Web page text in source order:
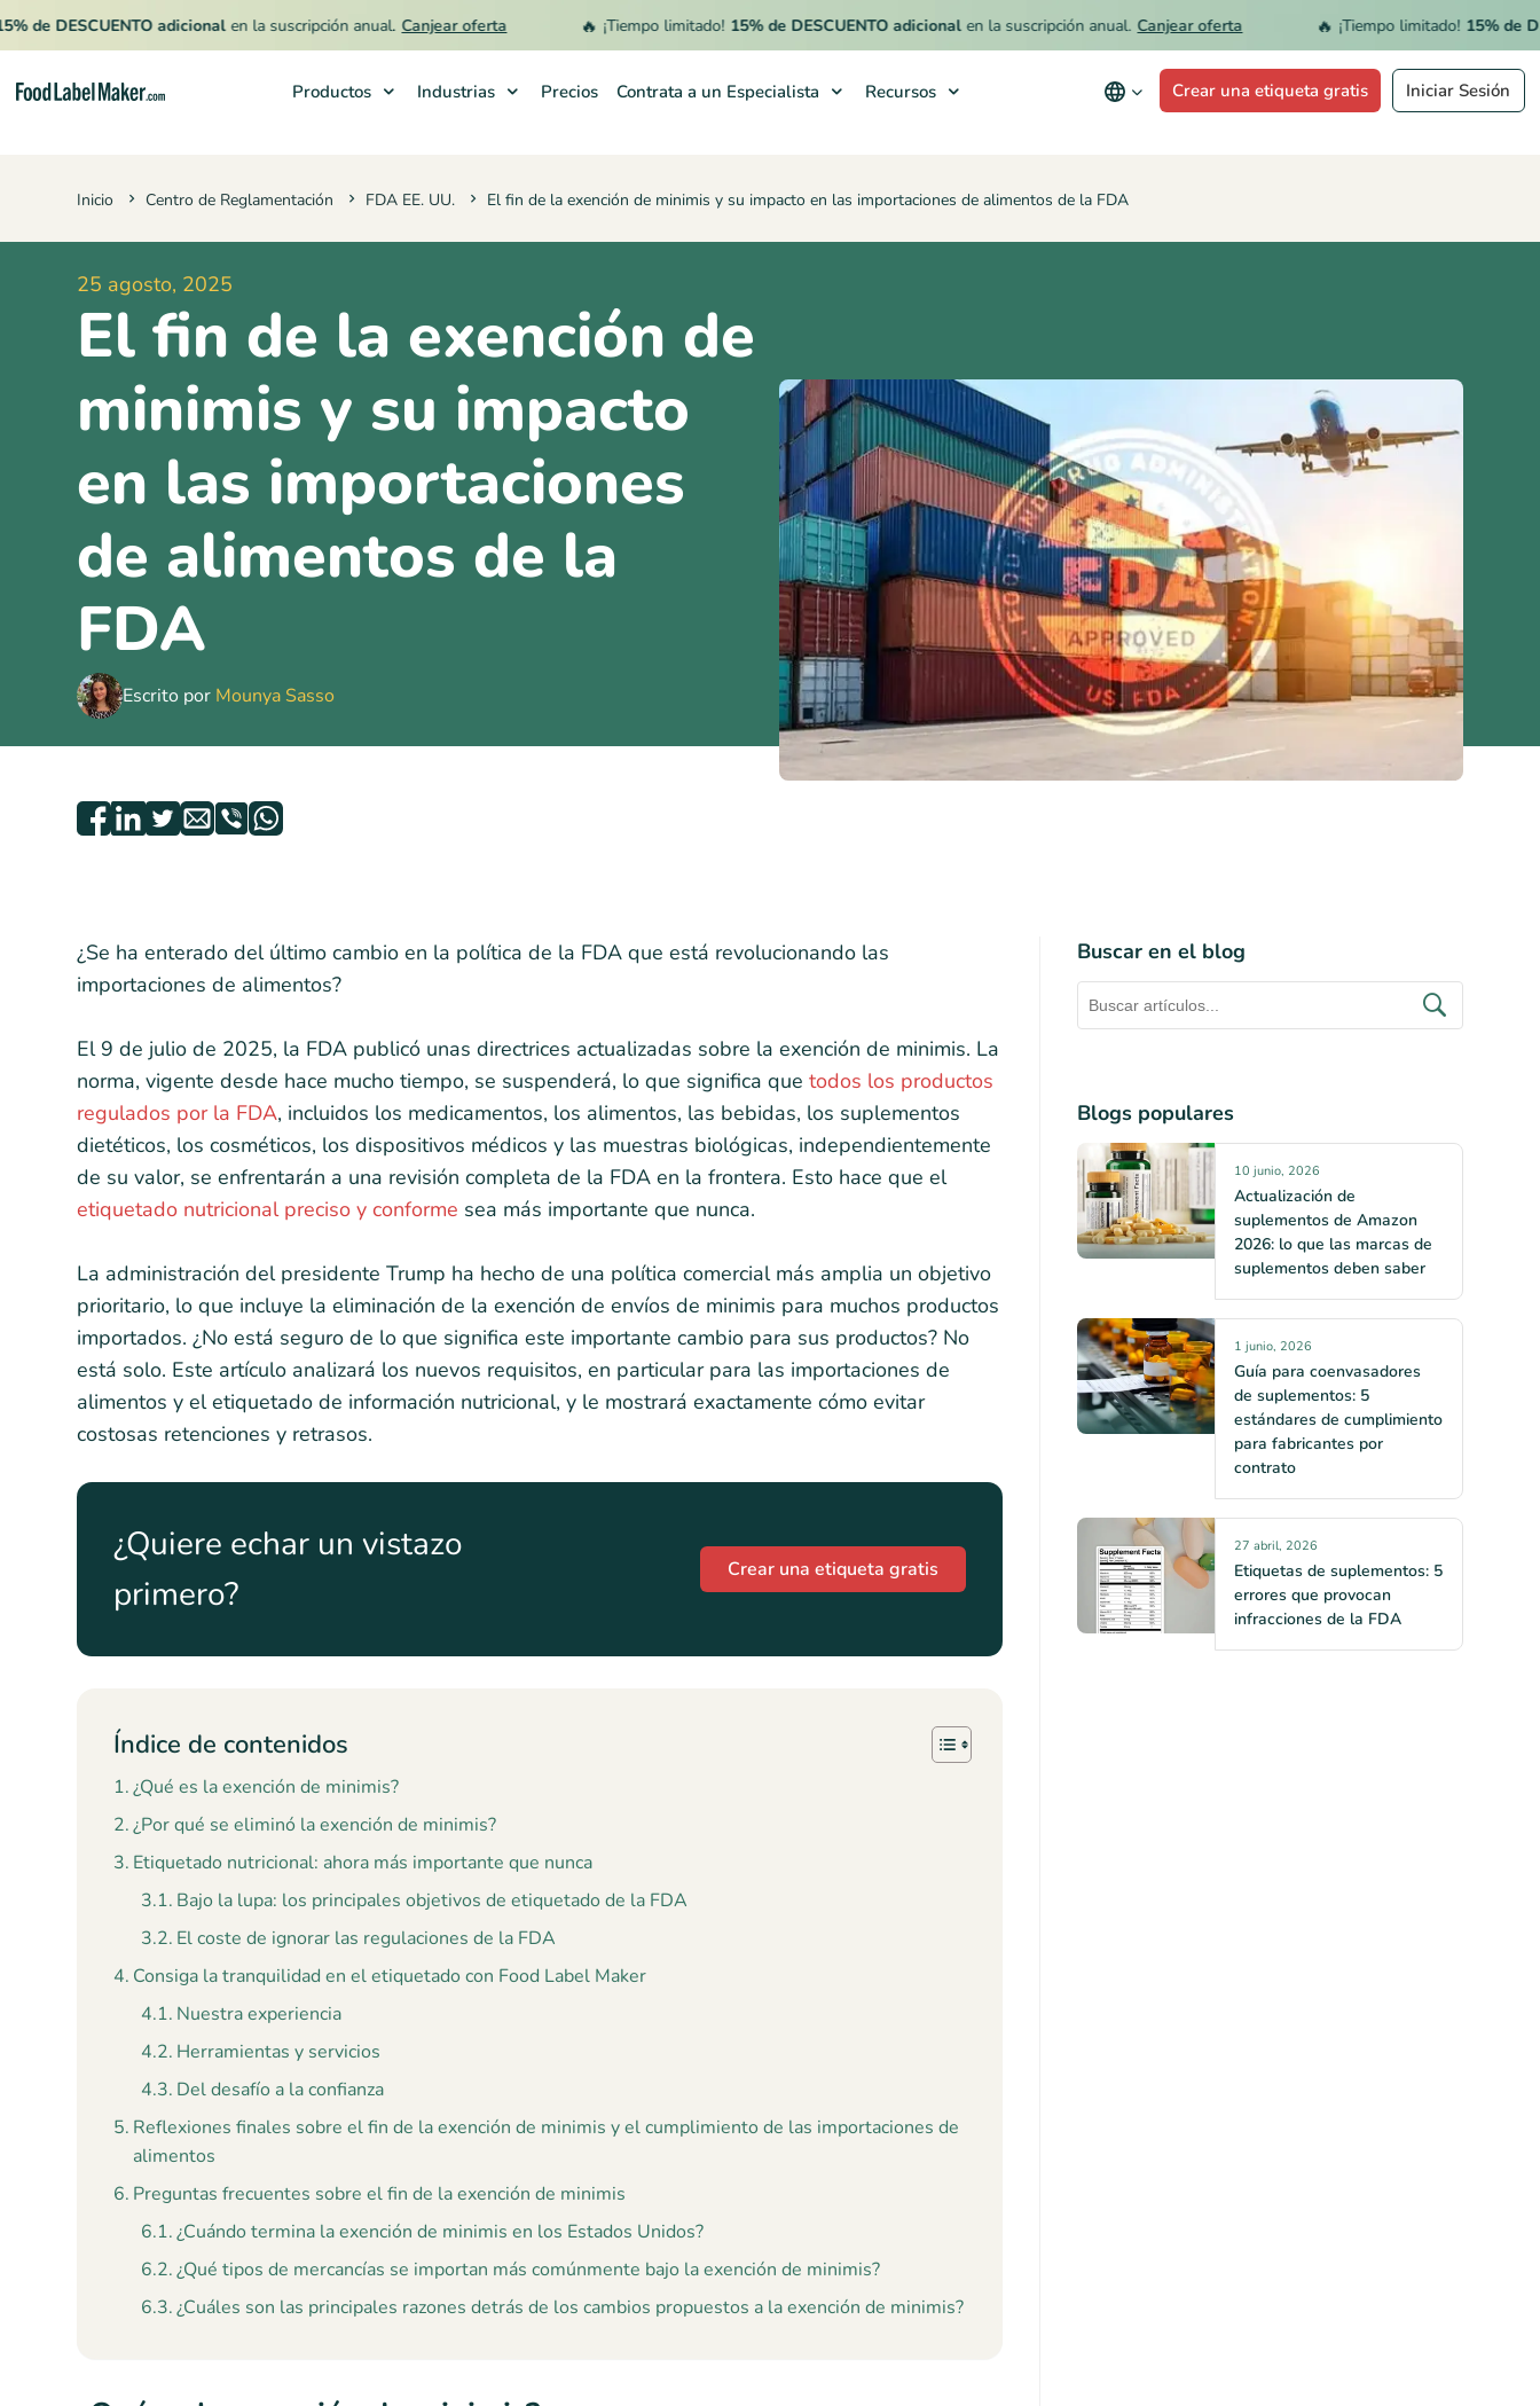
DESCUENTO adicional en la suscripción anual. Canjear oferta ¡Tiempo limitado! 15% de DESCUENTO adicional en la suscripción anual. Canjear oferta ¡Tiempo limitado! 15% de
Productos Industrias Precios Contrata a un Especialista Recursos Crear una etiqueta gratis Iniciar Sesión
Inicio Centro de Reglamentación FDA EE. UU. El fin de la exención de minimis y su impacto en las importaciones de alimentos de la FDA
25 agosto, 2025
El fin de la exención de
minimis y su impacto
en las importaciones
de alimentos de la
FDA
Escrito por Mounya Sasso
¿Se ha enterado del último cambio en la política de la FDA que está revolucionando las
importaciones de alimentos?
El 9 de julio de 2025, la FDA publicó unas directrices actualizadas sobre la exención de minimis. La
norma, vigente desde hace mucho tiempo, se suspenderá, lo que significa que todos los productos
regulados por la FDA, incluidos los medicamentos, los alimentos, las bebidas, los suplementos
dietéticos, los cosméticos, los dispositivos médicos y las muestras biológicas, independientemente
de su valor, se enfrentarán a una revisión completa de la FDA en la frontera. Esto hace que el
etiquetado nutricional preciso y conforme sea más importante que nunca.
La administración del presidente Trump ha hecho de una política comercial más amplia un objetivo
prioritario, lo que incluye la eliminación de la exención de envíos de minimis para muchos productos
importados. ¿No está seguro de lo que significa este importante cambio para sus productos? No
está solo. Este artículo analizará los nuevos requisitos, en particular para las importaciones de
alimentos y el etiquetado de información nutricional, y le mostrará exactamente cómo evitar
costosas retenciones y retrasos.
¿Quiere echar un vistazo
primero?
Crear una etiqueta gratis
Índice de contenidos
¿Qué es la exención de minimis?
¿Por qué se eliminó la exención de minimis?
Etiquetado nutricional: ahora más importante que nunca
Bajo la lupa: los principales objetivos de etiquetado de la FDA
El coste de ignorar las regulaciones de la FDA
Consiga la tranquilidad en el etiquetado con Food Label Maker
Nuestra experiencia
Herramientas y servicios
Del desafío a la confianza
Reflexiones finales sobre el fin de la exención de minimis y el cumplimiento de las importaciones de
alimentos
Preguntas frecuentes sobre el fin de la exención de minimis
¿Cuándo termina la exención de minimis en los Estados Unidos?
¿Qué tipos de mercancías se importan más comúnmente bajo la exención de minimis?
¿Cuáles son las principales razones detrás de los cambios propuestos a la exención de minimis?
Buscar en el blog
Blogs populares
10 junio, 2026
Actualización de
suplementos de Amazon
2026: lo que las marcas de
suplementos deben saber
1 junio, 2026
Guía para coenvasadores
de suplementos: 5
estándares de cumplimiento
para fabricantes por
contrato
27 abril, 2026
Etiquetas de suplementos: 5
errores que provocan
infracciones de la FDA
Industrias
Contrata a un Especialista
Recursos